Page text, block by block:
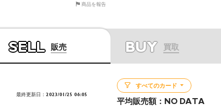
商品を報告
SELL 販売 BUY 買取
最終更新日：2023/01/25 06:05
すべてのカード
平均販売額： NO DATA